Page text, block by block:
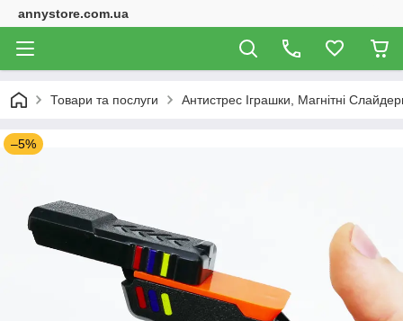
annystore.com.ua
Товари та послуги Антистрес Іграшки, Магнітні
–5%